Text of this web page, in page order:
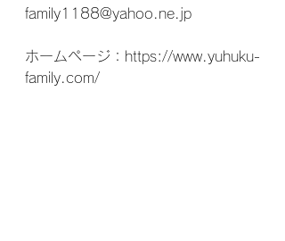
family1188@yahoo.ne.jp
ホームページ：https://www.yuhuku-
family.com/